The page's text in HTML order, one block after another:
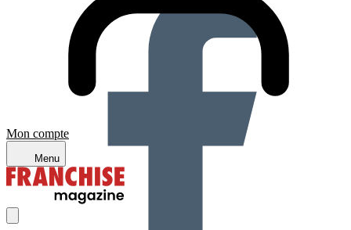
Mon compte
Menu